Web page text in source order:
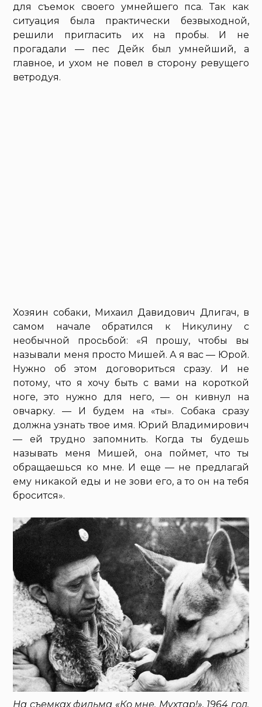
для съемок своего умнейшего пса. Так как
ситуация была практически безвыходной,
решили пригласить их на пробы. И не
прогадали — пес Дейк был умнейший, а
главное, и ухом не повел в сторону ревущего
ветродуя.
Хозяин собаки, Михаил Давидович Длигач, в
самом начале обратился к Никулину с
необычной просьбой: «Я прошу, чтобы вы
называли меня просто Мишей. А я вас — Юрой.
Нужно об этом договориться сразу. И не
потому, что я хочу быть с вами на короткой
ноге, это нужно для него, — он кивнул на
овчарку. — И будем на «ты». Собака сразу
должна узнать твое имя. Юрий Владимирович
— ей трудно запомнить. Когда ты будешь
называть меня Мишей, она поймет, что ты
обращаешься ко мне. И еще — не предлагай
ему никакой еды и не зови его, а то он на тебя
бросится».
На съемках фильма «Ко мне, Мухтар!», 1964 год,